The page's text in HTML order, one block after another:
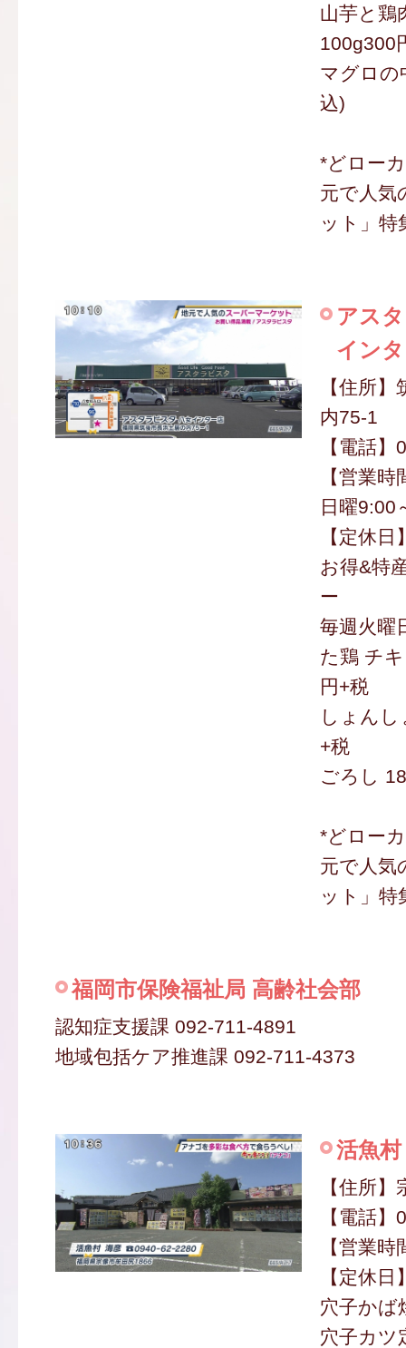
山芋と鶏
100g300
マグロの
込)
*どロー
元で人気
ット」特
アス
イン
【住所
内75-1
【電話
【営業
日曜9:00
【定休日
お得&特
ー
毎週火曜
た鶏 チ
円+税
しょん
+税
ごろし
*どロー
元で人気
ット」特
福岡市保険福祉局 高齢社会部
認知症支援課 092-711-4891
地域包括ケア推進課 092-711-4373
活魚
【住所
【電話
【営業
【定休
穴子かば
穴子カツ